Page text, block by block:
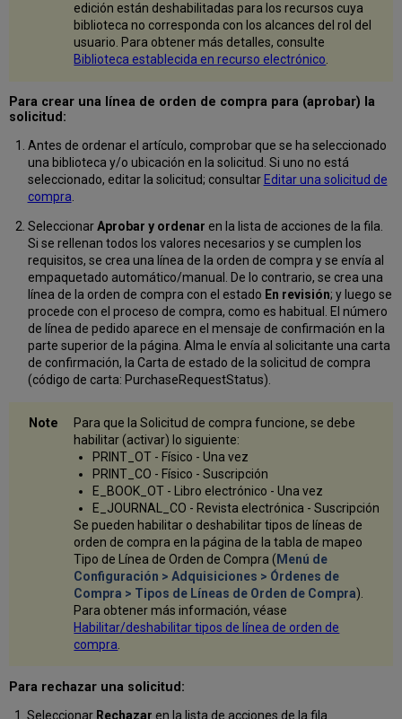
edición están deshabilitadas para los recursos cuya
biblioteca no corresponda con los alcances del rol del
usuario. Para obtener más detalles, consulte
Biblioteca establecida en recurso electrónico.
Para crear una línea de orden de compra para (aprobar) la
solicitud:
Antes de ordenar el artículo, comprobar que se ha seleccionado
una biblioteca y/o ubicación en la solicitud. Si uno no está
seleccionado, editar la solicitud; consultar Editar una solicitud de
compra.
SeleccionarAprobar y ordenar en la lista de acciones de la fila.
Si se rellenan todos los valores necesarios y se cumplen los
requisitos, se crea una línea de la orden de compra y se envía al
empaquetado automático/manual. De lo contrario, se crea una
línea de la orden de compra con el estado En revisión; y luego se
procede con el proceso de compra, como es habitual. El número
de línea de pedido aparece en el mensaje de confirmación en la
parte superior de la página. Alma le envía al solicitante una carta
de confirmación, la Carta de estado de la solicitud de compra
(código de carta: PurchaseRequestStatus).
Para que la Solicitud de compra funcione, se debe
habilitar (activar) lo siguiente:
PRINT_OT - Físico - Una vez
PRINT_CO - Físico - Suscripción
E_BOOK_OT - Libro electrónico - Una vez
E_JOURNAL_CO - Revista electrónica - Suscripción
Se pueden habilitar o deshabilitar tipos de líneas de
orden de compra en la página de la tabla de mapeo
Tipo de Línea de Orden de Compra ( Menú de
Configuración > Adquisiciones > Órdenes de
Compra > Tipos de Líneas de Orden de Compra).
Para obtener más información, véase
Habilitar/deshabilitar tipos de línea de orden de
compra
Para rechazar una solicitud:
Seleccionar Rechazar en la lista de acciones de la fila.